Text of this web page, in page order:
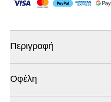
Περιγραφή
Οφέλη